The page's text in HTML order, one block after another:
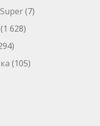
(7)
(1 628)
(105)